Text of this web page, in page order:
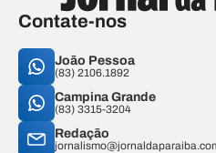
Contate-nos
João Pessoa
(83) 2106.1892
Campina Grande
(83) 3315-3204
Redação